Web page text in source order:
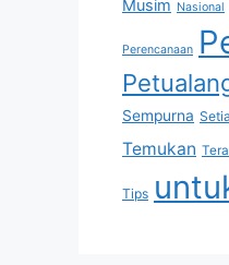
Musim Nasional
Perencanaan
Sempurna
Temukan
Tips